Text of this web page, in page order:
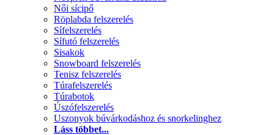
Női sícipő
Röplabda felszerelés
Sífelszerelés
Sífutó felszerelés
Sisakok
Snowboard felszerelés
Tenisz felszerelés
Túrafelszerelés
Túrabotok
Úszófelszerelés
Uszonyok búvárkodáshoz és snorkelinghez
Láss többet...